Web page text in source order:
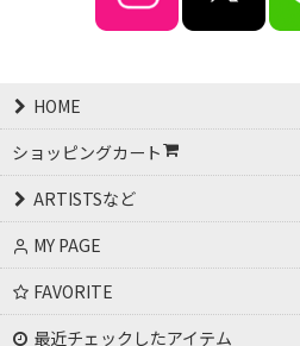
HOME
ショッピングカート
ARTISTSなど
MY PAGE
FAVORITE
最近チェックしたアイテム